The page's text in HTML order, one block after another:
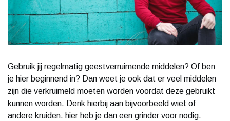
Gebruik jij regelmatig geestverruimende middelen? Of ben
je hier beginnend in? Dan weet je ook dat er veel middelen
zijn die verkruimeld moeten worden voordat deze gebruikt
kunnen worden. Denk hierbij aan bijvoorbeeld wiet of
andere kruiden. hier heb je dan een grinder voor nodig.